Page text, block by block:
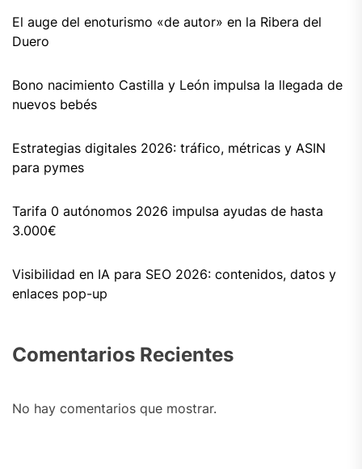
El auge del enoturismo «de autor» en la Ribera del
Duero
Bono nacimiento Castilla y León impulsa la llegada de
nuevos bebés
Estrategias digitales 2026: tráfico, métricas y ASIN
para pymes
Tarifa 0 autónomos 2026 impulsa ayudas de hasta
3.000€
Visibilidad en IA para SEO 2026: contenidos, datos y
enlaces pop-up
Comentarios Recientes
No hay comentarios que mostrar.